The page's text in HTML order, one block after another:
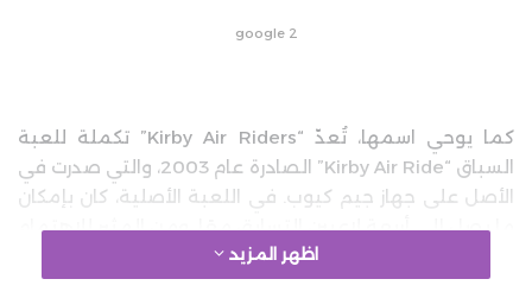
google 2
كما يوحي اسمها، تُعدّ “Kirby Air Riders” تكملة للعبة
السباق “Kirby Air Ride” الصادرة عام 2003، والتي صدرت في
الأصل على جهاز جيم كيوب. في اللعبة الأصلية، كان بإمكان
ما يصل إلى أربعة لاعبين التسابق معًا. ومن المثير للاهتمام
كانت آخر لعبة في سلسلة كيربي يُخرجها
ساكوراي.
اظهر المزيد